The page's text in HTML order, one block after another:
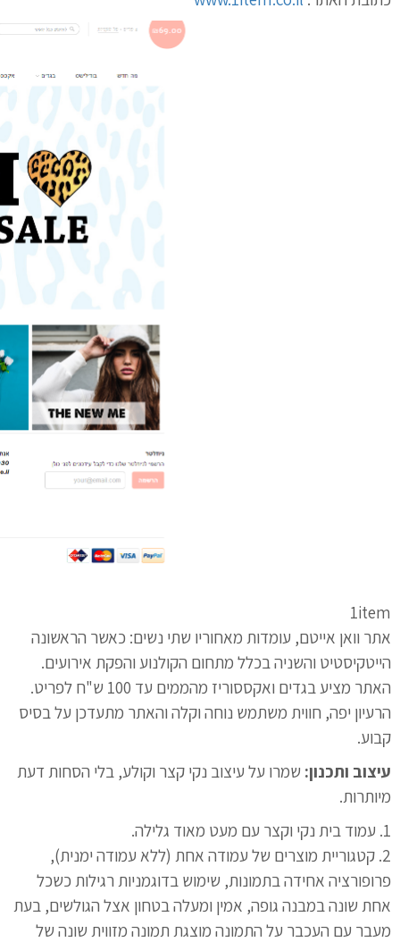
1item
אתר וואן אייטם, עומדות מאחוריו שתי נשים: כאשר הראשונה
הייטקיסטיט והשניה בכלל מתחום הקולנוע והפקת אירועים.
האתר מציע בגדים ואקססוריז מהממים עד 100 ש"ח לפריט.
הרעיון יפה, חווית משתמש נוחה וקלה והאתר מתעדכן על בסיס
קבוע.
עיצוב ותכנון: שמרו על עיצוב נקי קצר וקולע, בלי הסחות דעת
מיותרות.
1. עמוד בית נקי וקצר עם מעט מאוד גלילה.
2. קטגוריית מוצרים של עמודה אחת (ללא עמודה ימנית),
פרופורציה אחידה בתמונות, שימוש בדוגמניות רגילות כשכל
אחת שונה במבנה גופה, אמין ומעלה בטחון אצל הגולשים, בעת
מעבר עם העכבר על התמונה מוצגת תמונה מזווית שונה של